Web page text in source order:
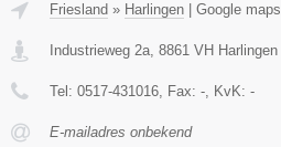
Friesland » Harlingen Google maps
Industrieweg 2a, 8861 VH Harlingen
Tel: 0517-431016, Fax: -, KvK: -
E-mailadres onbekend